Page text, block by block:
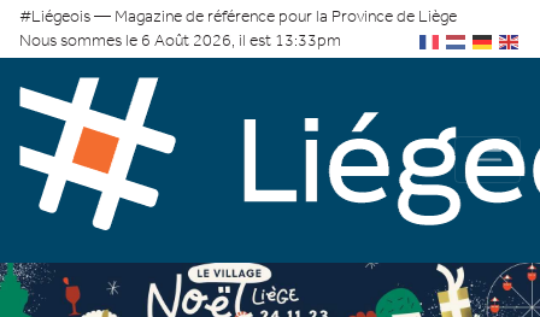
#Liégeois — Magazine de référence pour la Province de Liège
Nous sommes le 6 Août 2026, il est 13:33pm